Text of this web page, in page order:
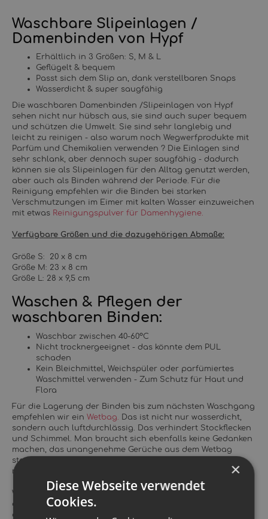
Waschbare Slipeinlagen /
Damenbinden von Hypf
Erhältlich in 3 Größen: S, M & L
Geflügelt & bequem
Passt sich dem Slip an, dank verstellbaren Snaps
Wasserdicht & super saugfähig
Die waschbaren Damenbinden /Slipeinlagen von Hypf
sehen nicht nur hübsch aus, sie sind auch super bequem
und schützen die Umwelt. Sie sind sehr langlebig und
leicht zu reinigen - also warum noch Wegwerfprodukte mit
Parfüm und Chemikalien verwenden ? Die Einlagen sind
sehr schlank, aber dennoch super saugfähig - dadurch
können sie als Slipeinlagen für den Alltag genutzt werden,
aber auch als Binden während der Periode. Für die
Reinigung empfehlen wir die Binden bei starken
Verschmutzungen im Eimer mit kalten Wasser einzuweichen
mit etwas Reinigungspulver für Damenhygiene.
Verfügbare Größen und die dazugehörigen Abmaße:
Größe S: 20 x 8 cm
Größe M: 23 x 8 cm
Größe L: 28 x 9,5 cm
Waschen & Pflegen der
waschbaren Binden:
Waschbar zwischen 40-60°C
Nicht trocknergeeignet - das könnte dem PUL
schaden
Kein Bleichmittel, Weichspüler oder parfümiertes
Waschmittel verwenden - Zum Schutz für Haut und
Flora
Für die Lagerung der Binden bis zum nächsten Waschgang
empfehlen wir ein Wetbag. Das ist nicht nur wasserdicht,
sondern auch luftdurchlässig. Das verhindert Stockflecken
und Schimmel. Man braucht sich ebenfalls keine Gedanken
machen, das unangenehme Gerüche aus dem Wetbag
steigen könnten. Solange es verschlossen ist, kann das
nicht passieren.
Wir empfehlen die Einlagen mit dem Reinigungspulver
einzuweichen und anschließend in die 60° Wäsche
dazuzugeben.
×
Diese Webseite verwendet
Cookies.